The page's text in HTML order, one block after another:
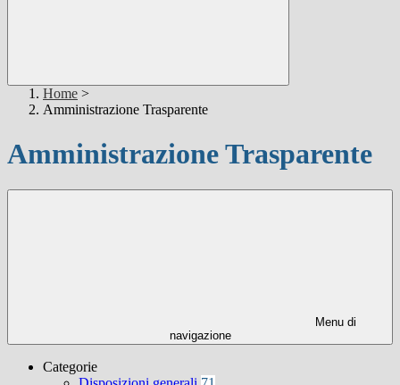
Home >
Amministrazione Trasparente
Amministrazione Trasparente
Menu di
navigazione
Categorie